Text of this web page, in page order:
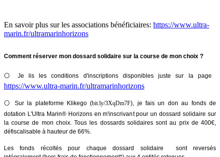
En savoir plus sur les associations bénéficiaires: https://www.ultra-
marin.fr/ultramarinhorizons
Comment réserver mon dossard solidaire sur la course de mon choix ?
⚪️ Je lis les conditions d'inscriptions disponibles juste sur la page ​
https://www.ultra-marin.fr/ultramarinhorizons
⚪️ Sur la plateforme Klikego (bit.ly/3XqDm7F), je fais un don au fonds de
dotation L'Ultra Marin® Horizons en m'inscrivant pour un dossard solidaire sur
la course de mon choix. Tous les dossards solidaires sont au prix de 400€,
défiscalisable à hauteur de 66%.
Les fonds récoltés pour chaque dossard solidaire
sont reversés